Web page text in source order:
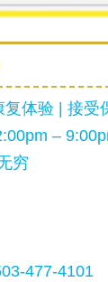
体验 | 接受
–
穷
477-4101